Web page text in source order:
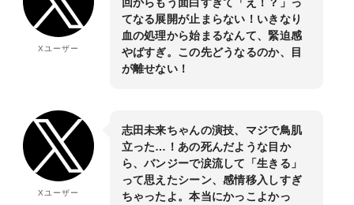
Xユーザー
てなる展開が止まらない！いきなり
血の処理から始まるなんて、緊迫感
やばすぎ。この先どうなるのか、目
が離せない！
Xユーザー
志田未来ちゃんの演技、マジで鳥肌
立った…！あの死んだような目か
ら、バンジーで涙流して「生きる」
って思えたシーン、感情移入しすぎ
ちゃったよ。本当にかっこよかっ